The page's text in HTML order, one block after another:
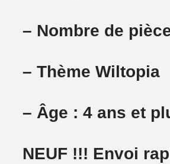
– Nombre de
– Thème Wiltopia
– Âge : 4 ans et
NEUF !!! Envoi